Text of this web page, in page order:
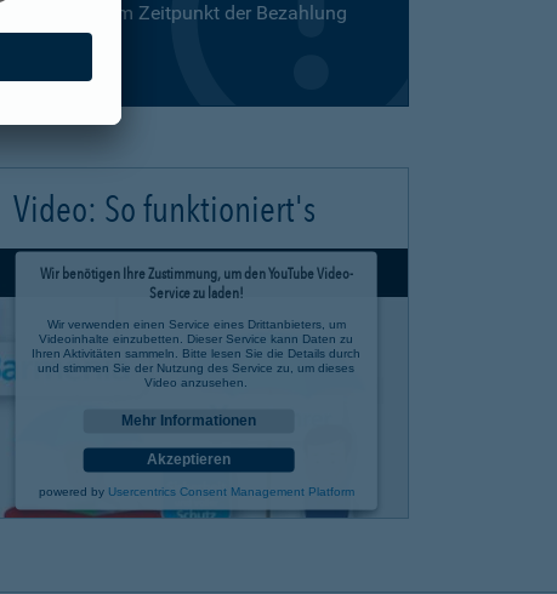
kann zum Zeitpunkt der Bezahlung
Video: So funktioniert's
Wir benötigen Ihre Zustimmung, um den YouTube Video-
Service zu laden!
Wir verwenden einen Service eines Drittanbieters, um
Videoinhalte einzubetten. Dieser Service kann Daten zu
Ihren Aktivitäten sammeln. Bitte lesen Sie die Details durch
und stimmen Sie der Nutzung des Service zu, um dieses
Video anzusehen.
Mehr Informationen
Akzeptieren
powered by Usercentrics Consent Management Platform